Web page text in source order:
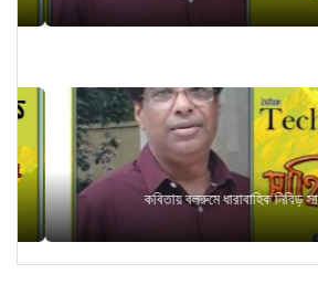
কবিতায় বলরুমে ধারাবাহিক নিবিড় সাহা